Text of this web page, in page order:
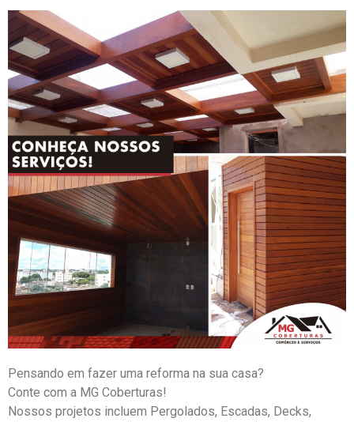
Pensando em fazer uma reforma na sua casa?
Conte com a MG Coberturas!
Nossos projetos incluem Pergolados, Escadas, Decks,